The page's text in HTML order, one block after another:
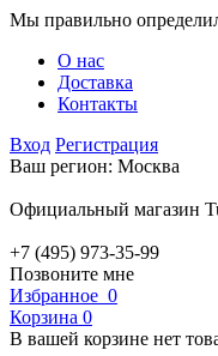
Мы правильно
О нас
Доставка
Контакты
Вход Регистрация
Ваш регион: Москва
Официальный магазин
+7 (495) 973-35-99
Позвоните мне
Избранное 0
Корзина 0
В вашей корзине нет